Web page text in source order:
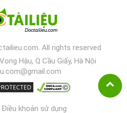
All rights reserved
Hậu, Q Cầu Giấy, Hà Nội
Điều khoản sử dụng